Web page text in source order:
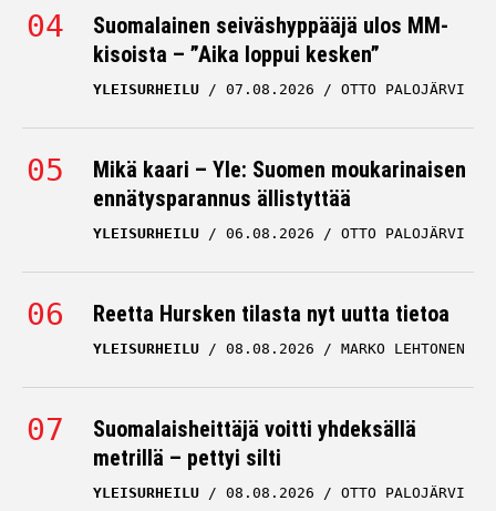
Suomalainen seiväshyppääjä ulos MM-
kisoista – ”Aika loppui kesken”
YLEISURHEILU 07.08.2026 OTTO PALOJÄRVI
Mikä kaari – Yle: Suomen moukarinaisen
ennätysparannus ällistyttää
YLEISURHEILU 06.08.2026 OTTO PALOJÄRVI
Reetta Hursken tilasta nyt uutta tietoa
YLEISURHEILU 08.08.2026 MARKO LEHTONEN
Suomalaisheittäjä voitti yhdeksällä
metrillä – pettyi silti
YLEISURHEILU 08.08.2026 OTTO PALOJÄRVI